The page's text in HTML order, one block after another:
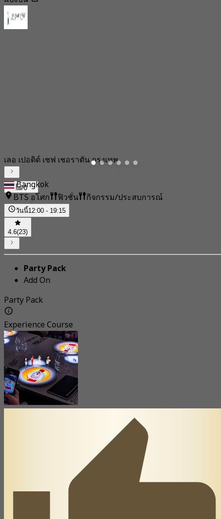
0
เลอ เปอติต์ เชฟ เชอราตัน กรุงเทพ
Bangkok
BTS อโศก
ฟิวชั่น กิจกรรม/ประสบการณ์
วันนี้12:00 - 19:15
4.6(23)
Party Pack
Add On
Party Pack
Experience Course